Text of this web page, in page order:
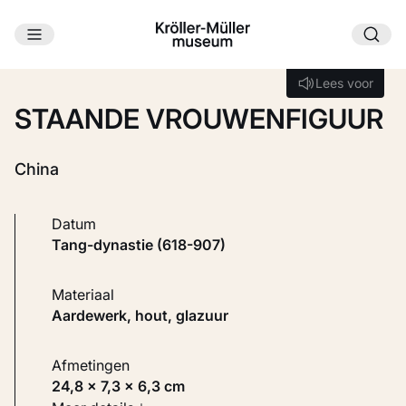
Ga naar hoofdinhoud
Lees voor
Lees voor
STAANDE VROUWENFIGUUR
China
Datum
Tang-dynastie (618-907)
Materiaal
Aardewerk, hout, glazuur
Afmetingen
24,8 × 7,3 × 6,3 cm